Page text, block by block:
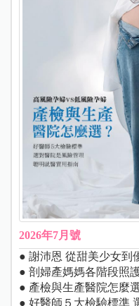
2026年7月號
● 謝沛恩 從甜美少女到
● 剖婦產媽媽各階段照
● 產檢與生產醫院怎麼
● 好醫師５大檢驗標準